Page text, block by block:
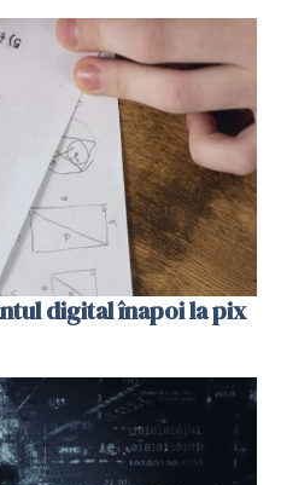
digital înapoi la pix